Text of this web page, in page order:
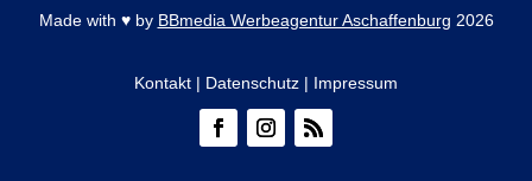
Made with ♥by BBmedia Werbeagentur Aschaffenburg 2026
Kontakt | Datenschutz | Impressum